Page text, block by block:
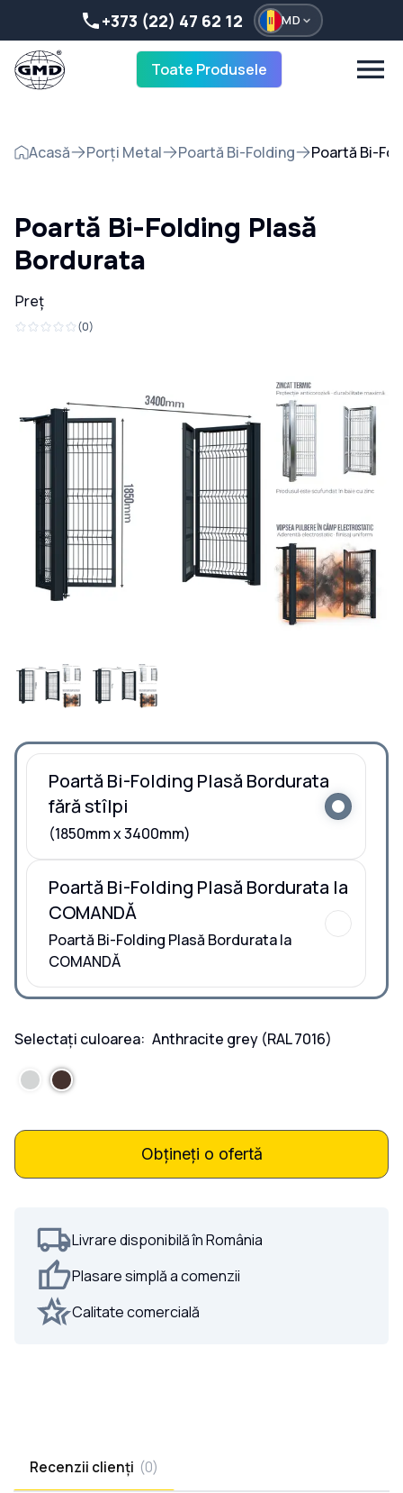
+373 (22) 47 62 12 MD
Toate Produsele
Acasă Porți Metal Poartă Bi-Folding Poartă Bi-
Poartă Bi-Folding Plasă
Bordurata
Preț
(0)
Poartă Bi-Folding Plasă Bordurata
fără stîlpi
(1850mm x 3400mm)
Poartă Bi-Folding Plasă Bordurata la
COMANDĂ
Poartă Bi-Folding Plasă Bordurata la
COMANDĂ
Selectați culoarea: Anthracite grey (RAL 7016)
Obțineți o ofertă
Livrare disponibilă în România
Plasare simplă a comenzii
Calitate comercială
Recenzii clienți (0)